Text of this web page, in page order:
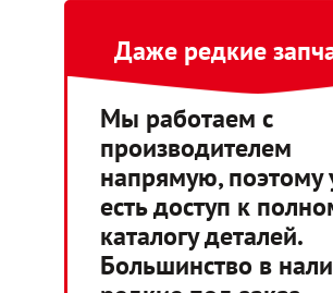
Даже редкие
Мы работаем с
производителем
напрямую, поэтому
есть доступ к
каталогу деталей.
Большинство в